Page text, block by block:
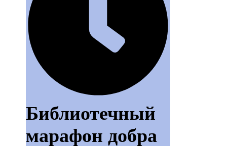
Библиотечный
марафон добра